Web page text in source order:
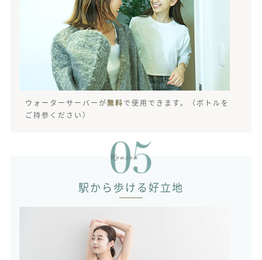
ウォーターサーバーが無料で使用できます。（ボトルを
ご持参ください）
駅から歩ける好立地